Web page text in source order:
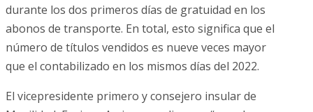
durante los dos primeros días de gratuidad en los
abonos de transporte. En total, esto significa que el
número de títulos vendidos es nueve veces mayor
que el contabilizado en los mismos días del 2022.
El vicepresidente primero y consejero insular de